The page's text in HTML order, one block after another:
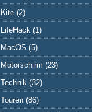
Kite (2)
LifeHack (1)
MacOS (5)
Motorschirm (23)
Technik (32)
Touren (86)